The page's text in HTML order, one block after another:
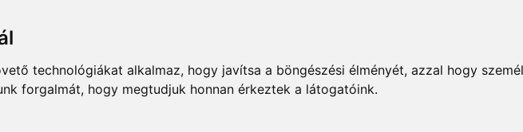
technológiákat alkalmaz, hogy javítsa a böngészési élményét, azzal hogy
forgalmát, hogy megtudjuk honnan érkeztek a látogatóink.